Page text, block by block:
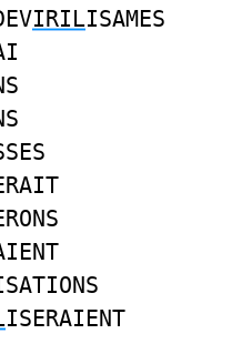
IRILISAMES
ISERAIENT